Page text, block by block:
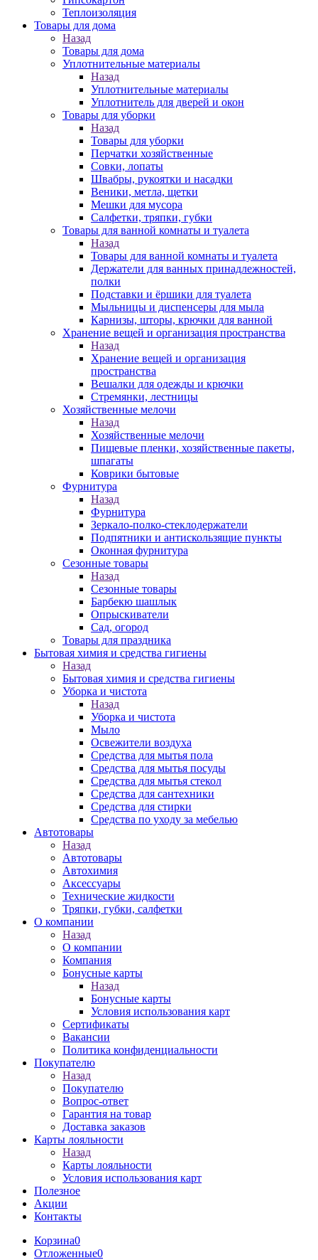
Теплоизоляция
Товары для дома
Назад
Товары для дома
Уплотнительные материалы
Назад
Уплотнительные материалы
Уплотнитель для дверей и окон
Товары для уборки
Назад
Товары для уборки
Перчатки хозяйственные
Совки, лопаты
Швабры, рукоятки и насадки
Веники, метла, щетки
Мешки для мусора
Салфетки, тряпки, губки
Товары для ванной комнаты и туалета
Назад
Товары для ванной комнаты и туалета
Держатели для ванных принадлежностей,
полки
Подставки и ёршики для туалета
Мыльницы и диспенсеры для мыла
Карнизы, шторы, крючки для ванной
Хранение вещей и организация пространства
Назад
Хранение вещей и организация
пространства
Вешалки для одежды и крючки
Стремянки, лестницы
Хозяйственные мелочи
Назад
Хозяйственные мелочи
Пищевые пленки, хозяйственные пакеты,
шпагаты
Коврики бытовые
Фурнитура
Назад
Фурнитура
Зеркало-полко-стеклодержатели
Подпятники и антискользящие пункты
Оконная фурнитура
Сезонные товары
Назад
Сезонные товары
Барбекю шашлык
Опрыскиватели
Сад, огород
Товары для праздника
Бытовая химия и средства гигиены
Назад
Бытовая химия и средства гигиены
Уборка и чистота
Назад
Уборка и чистота
Мыло
Освежители воздуха
Средства для мытья пола
Средства для мытья посуды
Средства для мытья стекол
Средства для сантехники
Средства для стирки
Средства по уходу за мебелью
Автотовары
Назад
Автотовары
Автохимия
Аксессуары
Технические жидкости
Тряпки, губки, салфетки
О компании
Назад
О компании
Компания
Бонусные карты
Назад
Бонусные карты
Условия использования карт
Сертификаты
Вакансии
Политика конфиденциальности
Покупателю
Назад
Покупателю
Вопрос-ответ
Гарантия на товар
Доставка заказов
Карты лояльности
Назад
Карты лояльности
Условия использования карт
Полезное
Акции
Контакты
Корзина0
Отложенные0